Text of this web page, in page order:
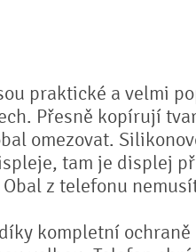
praktické a velmi
Přesně kopírují
omezovat.
tam je displej
z telefonu
kompletní ochraně